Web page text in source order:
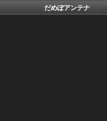
だめぽアンテナ